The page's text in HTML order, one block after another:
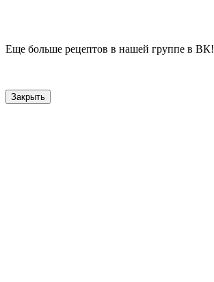
Еще больше рецептов в нашей группе в ВК!
Закрыть